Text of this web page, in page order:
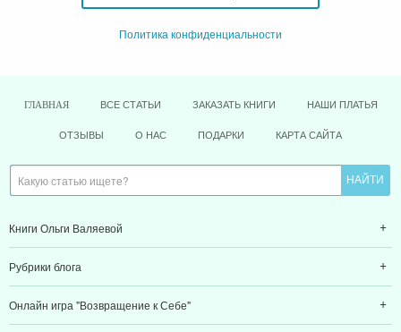
Политика конфиденциальности
ГЛАВНАЯ ВСЕ СТАТЬИ ЗАКАЗАТЬ КНИГИ НАШИ ПЛАТЬЯ
ОТЗЫВЫ О НАС ПОДАРКИ КАРТА САЙТА
Книги Ольги Валяевой
Рубрики блога
Онлайн игра "Возвращение к Себе"